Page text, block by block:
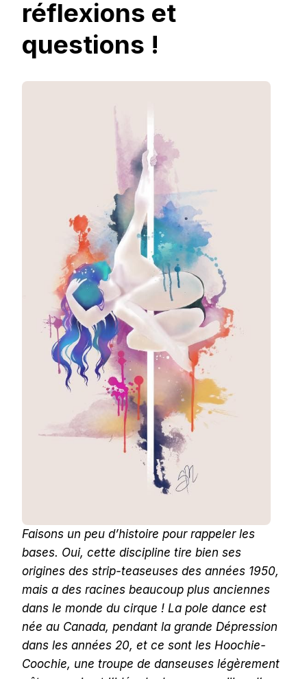
réflexions et
questions !
Faisons un peu d’histoire pour rappeler les
bases. Oui, cette discipline tire bien ses
origines des strip-teaseuses des années 1950,
mais a des racines beaucoup plus anciennes
dans le monde du cirque ! La pole dance est
née au Canada, pendant la grande Dépression
dans les années 20, et ce sont les Hoochie-
Coochie, une troupe de danseuses légèrement